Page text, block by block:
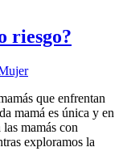
riesgo?
que enfrentan
mamá es única y en
mamás con
exploramos la